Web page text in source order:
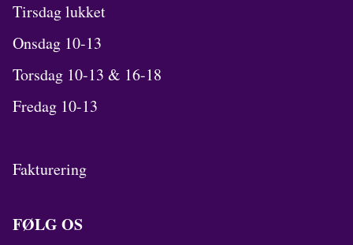
Tirsdag lukket
Onsdag 10-13
Torsdag 10-13 & 16-18
Fredag 10-13
Fakturering
FØLG OS